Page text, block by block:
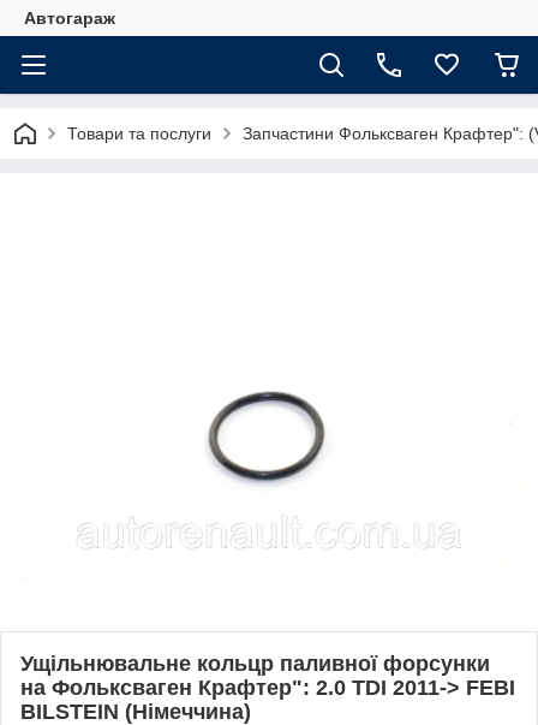
Автогараж
Товари та послуги Запчастини Фольксваген Крафтер":
Ущільнювальне кольцр паливної форсунки
на Фольксваген Крафтер": 2.0 TDI 2011-> FEBI
BILSTEIN (Німеччина)